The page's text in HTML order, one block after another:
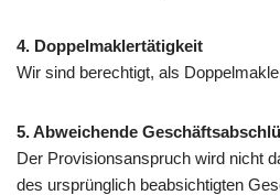
4. Doppelmaklertätigkeit
Wir sind berechtigt, als
5. Abweichende
Der Provisionsanspruch wird nicht
des ursprünglich beabsichtigten